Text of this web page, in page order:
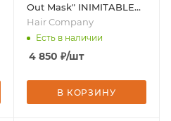
Out Mask" INIMITABLE
STYLE, 1000 мл / 7377,
бренд - Hair Company
Hair Company
Есть в наличии
4 850 ₽/шт
В КОРЗИНУ